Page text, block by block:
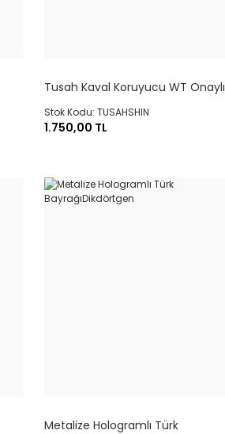
Tusah Kaval Koruyucu WT Onaylı
Stok Kodu: TUSAHSHIN
1.750,00 TL
Metalize Hologramlı Türk